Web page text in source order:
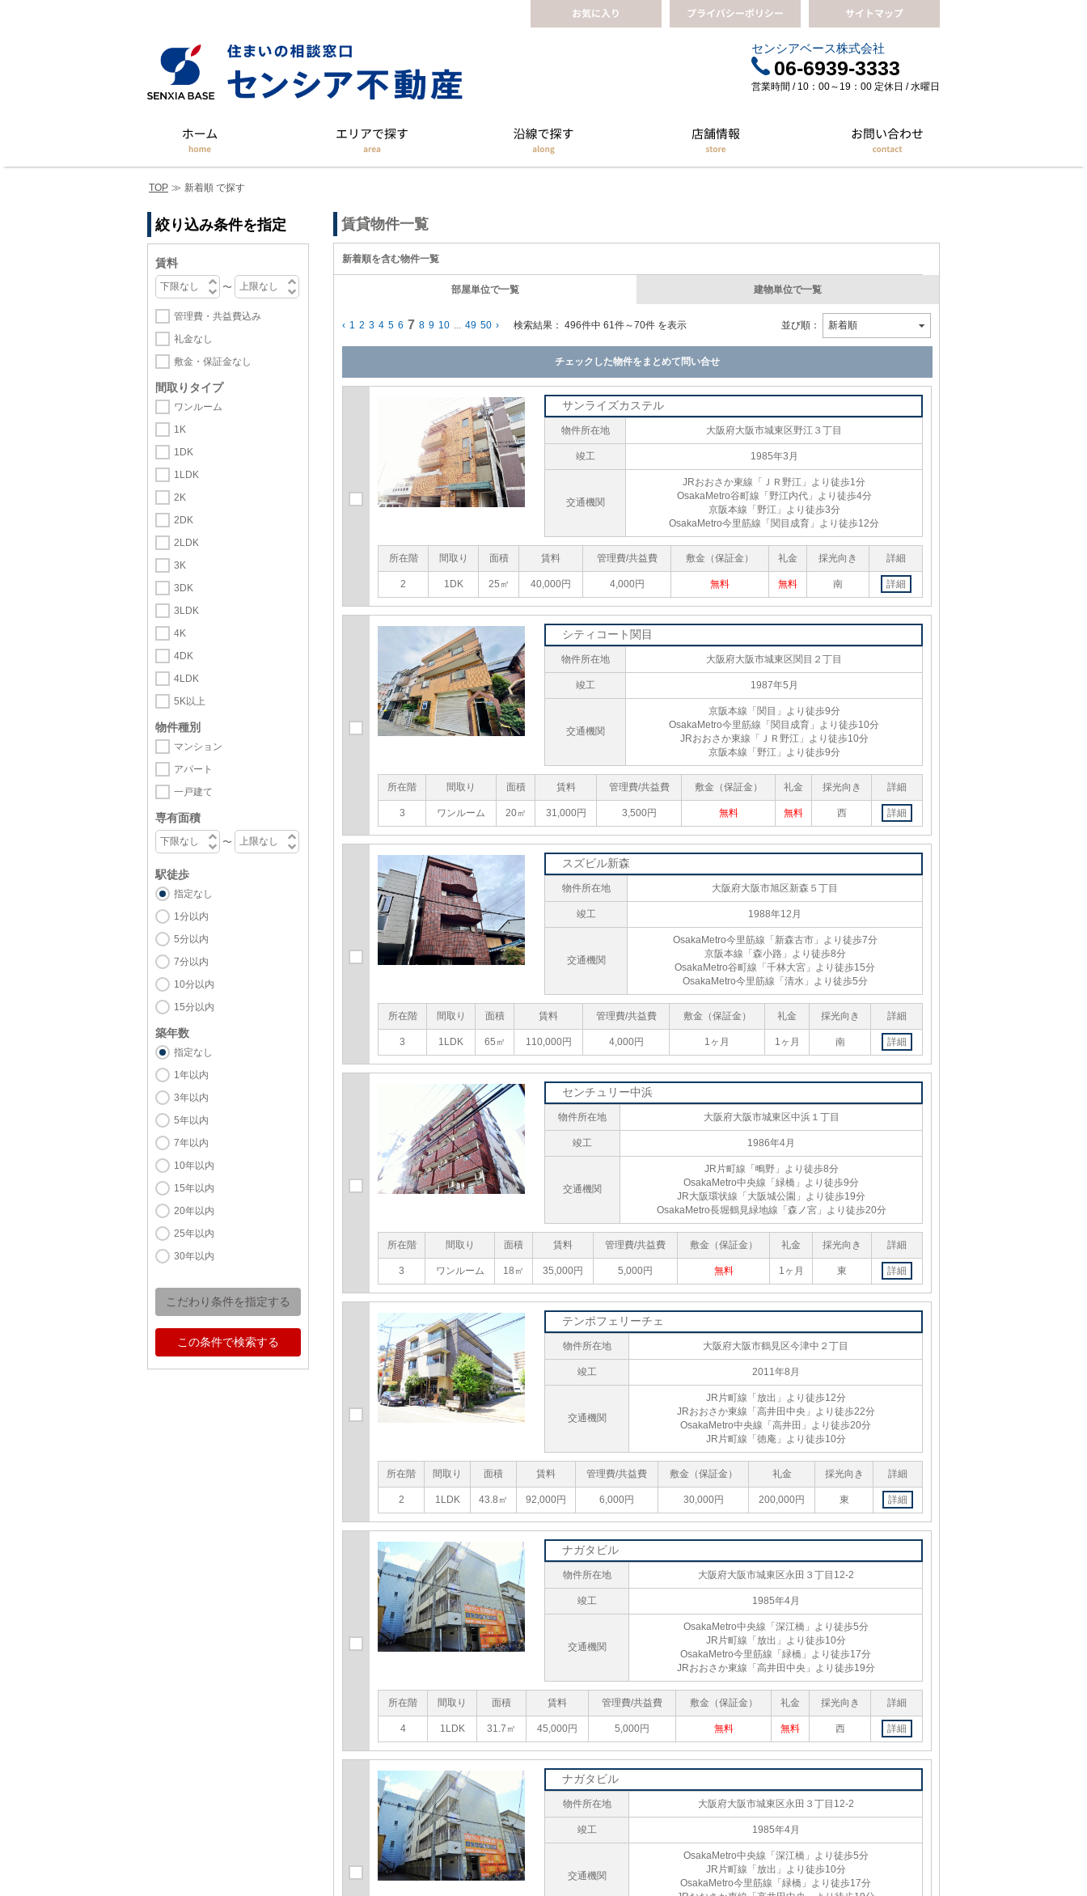
センシアベース株式会社
06-6939-3333
営業時間 / 10：00～19：00 定休日 / 水曜日
TOP ≫ 新着順 で探す
賃貸物件一覧
新着順を含む物件一覧
部屋単位で一覧 建物単位で一覧
並び順：
検索結果： 496件中 61件～70件 を表示
‹ 1 2 3 4 5 6 7 8 9 10 49 50 ›
サンライズカステル
物件所在地 大阪府大阪市城東区野江３丁目
竣工 1985年3月
交通機関
JRおおさか東線「ＪＲ野江」より徒歩1分
OsakaMetro谷町線「野江内代」より徒歩4分
京阪本線「野江」より徒歩3分
OsakaMetro今里筋線「関目成育」より徒歩12分
所在階 間取り 面積 賃料 管理費/共益費 敷金（保証金） 礼金 採光向き 詳細
2 1DK 25㎡ 40,000円 4,000円 無料 無料 南 詳細
シティコート関目
物件所在地 大阪府大阪市城東区関目２丁目
竣工 1987年5月
交通機関
京阪本線「関目」より徒歩9分
OsakaMetro今里筋線「関目成育」より徒歩10分
JRおおさか東線「ＪＲ野江」より徒歩10分
京阪本線「野江」より徒歩9分
所在階 間取り 面積 賃料 管理費/共益費 敷金（保証金） 礼金 採光向き 詳細
3 ワンルーム 20㎡ 31,000円 3,500円 無料 無料 西 詳細
スズビル新森
物件所在地 大阪府大阪市旭区新森５丁目
竣工 1988年12月
交通機関
OsakaMetro今里筋線「新森古市」より徒歩7分
京阪本線「森小路」より徒歩8分
OsakaMetro谷町線「千林大宮」より徒歩15分
OsakaMetro今里筋線「清水」より徒歩5分
所在階 間取り 面積 賃料 管理費/共益費 敷金（保証金） 礼金 採光向き 詳細
3 1LDK 65㎡ 110,000円 4,000円 1ヶ月 1ヶ月 南 詳細
センチュリー中浜
物件所在地 大阪府大阪市城東区中浜１丁目
竣工 1986年4月
交通機関
JR片町線「鴫野」より徒歩8分
OsakaMetro中央線「緑橋」より徒歩9分
JR大阪環状線「大阪城公園」より徒歩19分
OsakaMetro長堀鶴見緑地線「森ノ宮」より徒歩20分
所在階 間取り 面積 賃料 管理費/共益費 敷金（保証金） 礼金 採光向き 詳細
3 ワンルーム 18㎡ 35,000円 5,000円 無料 1ヶ月 東 詳細
テンポフェリーチェ
物件所在地 大阪府大阪市鶴見区今津中２丁目
竣工 2011年8月
交通機関
JR片町線「放出」より徒歩12分
JRおおさか東線「高井田中央」より徒歩22分
OsakaMetro中央線「高井田」より徒歩20分
JR片町線「徳庵」より徒歩10分
所在階 間取り 面積 賃料 管理費/共益費 敷金（保証金） 礼金 採光向き 詳細
2 1LDK 43.8㎡ 92,000円 6,000円 30,000円 200,000円 東 詳細
ナガタビル
物件所在地 大阪府大阪市城東区永田３丁目12-2
竣工 1985年4月
交通機関
OsakaMetro中央線「深江橋」より徒歩5分
JR片町線「放出」より徒歩10分
OsakaMetro今里筋線「緑橋」より徒歩17分
JRおおさか東線「高井田中央」より徒歩19分
所在階 間取り 面積 賃料 管理費/共益費 敷金（保証金） 礼金 採光向き 詳細
4 1LDK 31.7㎡ 45,000円 5,000円 無料 無料 西 詳細
ナガタビル
物件所在地 大阪府大阪市城東区永田３丁目12-2
竣工 1985年4月
交通機関
OsakaMetro中央線「深江橋」より徒歩5分
JR片町線「放出」より徒歩10分
OsakaMetro今里筋線「緑橋」より徒歩17分
絞り込み条件を指定
賃料
〜
管理費・共益費込み
礼金なし
敷金・保証金なし
間取りタイプ
ワンルーム
1K
1DK
1LDK
2K
2DK
2LDK
3K
3DK
3LDK
4K
4DK
4LDK
5K以上
物件種別
マンション
アパート
一戸建て
専有面積
〜
駅徒歩
指定なし
1分以内
5分以内
7分以内
10分以内
15分以内
築年数
指定なし
1年以内
3年以内
5年以内
7年以内
10年以内
15年以内
20年以内
25年以内
30年以内
こだわり条件を指定する